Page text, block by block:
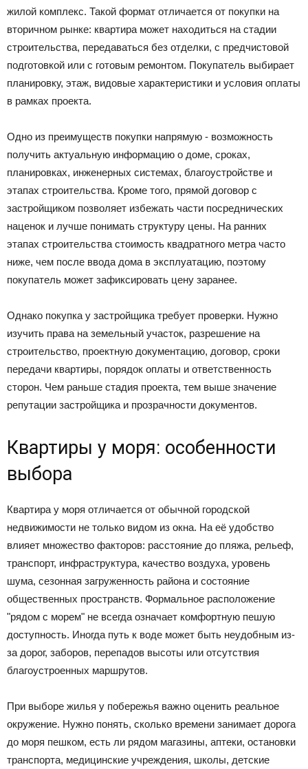
жилой комплекс. Такой формат отличается от покупки на
вторичном рынке: квартира может находиться на стадии
строительства, передаваться без отделки, с предчистовой
подготовкой или с готовым ремонтом. Покупатель выбирает
планировку, этаж, видовые характеристики и условия оплаты
в рамках проекта.
Одно из преимуществ покупки напрямую - возможность
получить актуальную информацию о доме, сроках,
планировках, инженерных системах, благоустройстве и
этапах строительства. Кроме того, прямой договор с
застройщиком позволяет избежать части посреднических
наценок и лучше понимать структуру цены. На ранних
этапах строительства стоимость квадратного метра часто
ниже, чем после ввода дома в эксплуатацию, поэтому
покупатель может зафиксировать цену заранее.
Однако покупка у застройщика требует проверки. Нужно
изучить права на земельный участок, разрешение на
строительство, проектную документацию, договор, сроки
передачи квартиры, порядок оплаты и ответственность
сторон. Чем раньше стадия проекта, тем выше значение
репутации застройщика и прозрачности документов.
Квартиры у моря: особенности
выбора
Квартира у моря отличается от обычной городской
недвижимости не только видом из окна. На её удобство
влияет множество факторов: расстояние до пляжа, рельеф,
транспорт, инфраструктура, качество воздуха, уровень
шума, сезонная загруженность района и состояние
общественных пространств. Формальное расположение
"рядом с морем" не всегда означает комфортную пешую
доступность. Иногда путь к воде может быть неудобным из-
за дорог, заборов, перепадов высоты или отсутствия
благоустроенных маршрутов.
При выборе жилья у побережья важно оценить реальное
окружение. Нужно понять, сколько времени занимает дорога
до моря пешком, есть ли рядом магазины, аптеки, остановки
транспорта, медицинские учреждения, школы, детские